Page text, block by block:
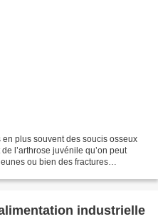
plus souvent des soucis osseux
l’arthrose juvénile qu’on peut
ou bien des fractures
industrielle